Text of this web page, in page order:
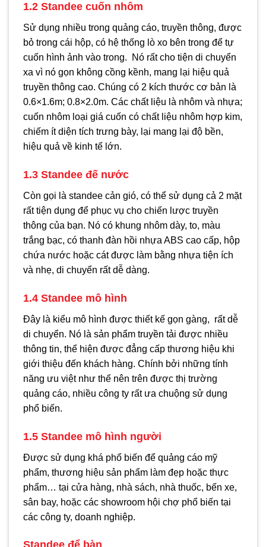
1.2 Standee cuốn nhôm
Sử dụng nhiều trong quảng cáo, truyền thông, được
bỏ trong cái hộp, có hệ thống lò xo bên trong để tự
cuốn hình ảnh vào trong. Nó rất cho tiện di chuyển
xa vì nó gọn không cồng kềnh, mang lại hiệu quả
truyền thông cao. Chúng có 2 kích thước cơ bản là
0.6×1.6m; 0.8×2.0m. Các chất liệu là nhôm và nhựa;
cuốn nhôm loại giá cuốn có chất liệu nhôm hợp kim,
chiếm ít diện tích trưng bày, lại mang lại độ bền,
hiệu quả về kinh tế lớn.
1.3 Standee đế nước
Còn gọi là standee cản gió, có thể sử dụng cả 2 mặt
rất tiện dụng để phục vụ cho chiến lược truyền
thông của bạn. Nó có khung nhôm dày, to, màu
trắng bạc, có thanh đàn hồi nhựa ABS cao cấp, hộp
chứa nước hoặc cát được làm bằng nhựa tiện ích
và nhẹ, di chuyển rất dễ dàng.
1.4 Standee mô hình
Đây là kiểu mô hình được thiết kế gọn gàng, rất dễ
di chuyển. Nó là sản phẩm truyền tải được nhiều
thông tin, thể hiện được đẳng cấp thương hiệu khi
giới thiệu đến khách hàng. Chính bởi những tính
năng ưu việt như thế nên trên được thị trường
quảng cáo, nhiều công ty rất ưa chuộng sử dụng
phổ biến.
1.5 Standee mô hình người
Được sử dụng khá phổ biến để quảng cáo mỹ
phẩm, thương hiệu sản phẩm làm đẹp hoặc thực
phẩm… tại cửa hàng, nhà sách, nhà thuốc, bến xe,
sân bay, hoặc các showroom hội chợ phổ biến tại
các công ty, doanh nghiệp.